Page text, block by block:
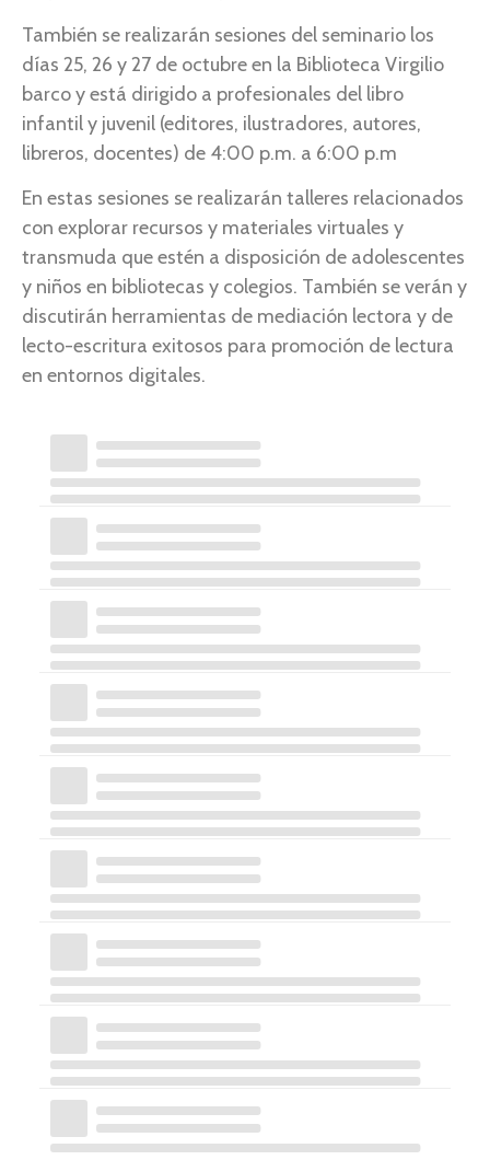
También se realizarán sesiones del seminario los
días 25, 26 y 27 de octubre en la Biblioteca Virgilio
barco y está dirigido a profesionales del libro
infantil y juvenil (editores, ilustradores, autores,
libreros, docentes) de 4:00 p.m. a 6:00 p.m
En estas sesiones se realizarán talleres relacionados
con explorar recursos y materiales virtuales y
transmuda que estén a disposición de adolescentes
y niños en bibliotecas y colegios. También se verán y
discutirán herramientas de mediación lectora y de
lecto-escritura exitosos para promoción de lectura
en entornos digitales.